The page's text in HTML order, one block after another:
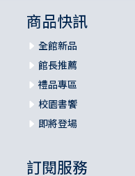
商品快訊
全館新品
館長推薦
禮品專區
校園書饗
即將登場
訂閱服務